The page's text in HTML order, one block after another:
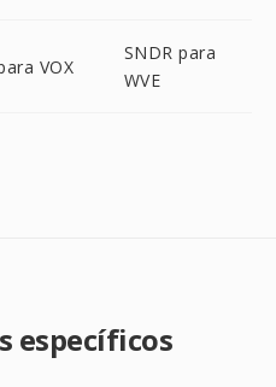
VOX
SNDR para
WVE
específicos